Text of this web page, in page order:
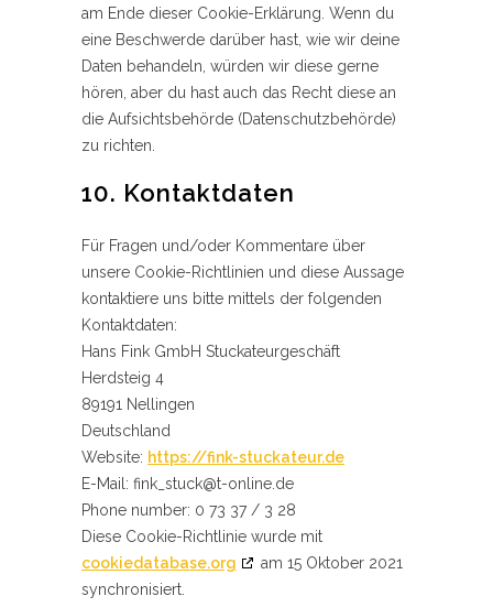
am Ende dieser Cookie-Erklärung. Wenn du
eine Beschwerde darüber hast, wie wir deine
Daten behandeln, würden wir diese gerne
hören, aber du hast auch das Recht diese an
die Aufsichtsbehörde (Datenschutzbehörde)
zu richten.
10. Kontaktdaten
Für Fragen und/oder Kommentare über
unsere Cookie-Richtlinien und diese Aussage
kontaktiere uns bitte mittels der folgenden
Kontaktdaten:
Hans Fink GmbH Stuckateurgeschäft
Herdsteig 4
89191 Nellingen
Deutschland
Website: https://fink-stuckateur.de
E-Mail: fink_stuck@t-online.de
Phone number: 0 73 37 / 3 28
Diese Cookie-Richtlinie wurde mit
cookiedatabase.org
am 15 Oktober 2021
synchronisiert.